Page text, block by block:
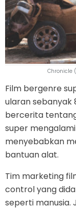
Chronicle
Film bergenre
ularan sebanyak
bercerita
super
menyebabkan
bantuan alat.
Tim marketing
control yang
seperti manusia.